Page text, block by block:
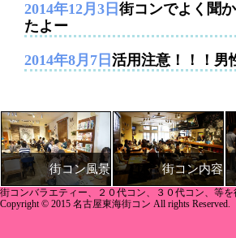
2014年12月3日 街コンでよく聞
たよー
2014年8月7日 活用注意！！！男
街コン風景 街コン内容
街コンバラエティー、２０代コン、３０代コン、等
Copyright © 2015 名古屋東海街コン All rights Reserved.